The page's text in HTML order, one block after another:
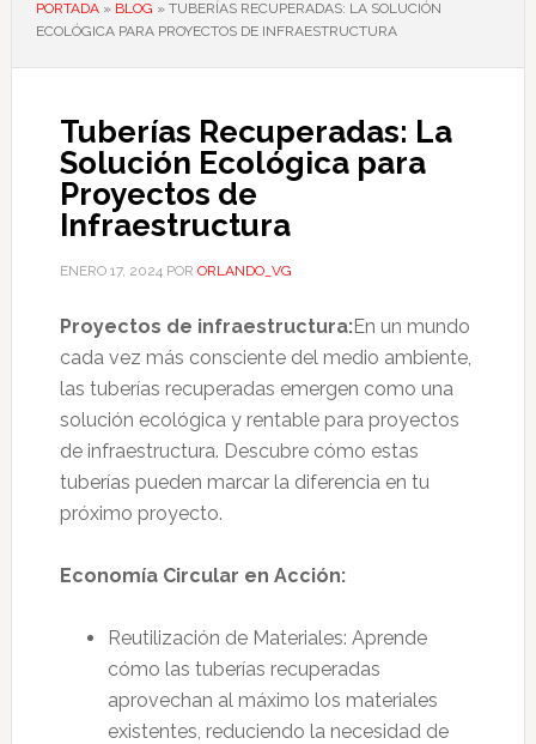
PORTADA» BLOG » TUBERÍAS RECUPERADAS: LA SOLUCIÓN
ECOLÓGICA PARA PROYECTOS DE INFRAESTRUCTURA
Tuberías Recuperadas: La
Solución Ecológica para
Proyectos de
Infraestructura
ENERO 17, 2024POR ORLANDO_VG
Proyectos de infraestructura:En un mundo
cada vez más consciente del medio ambiente,
las tuberías recuperadas emergen como una
solución ecológica y rentable para proyectos
de infraestructura. Descubre cómo estas
tuberías pueden marcar la diferencia en tu
próximo proyecto.
Economía Circular en Acción:
Reutilización de Materiales: Aprende
cómo las tuberías recuperadas
aprovechan al máximo los materiales
existentes, reduciendo la necesidad de